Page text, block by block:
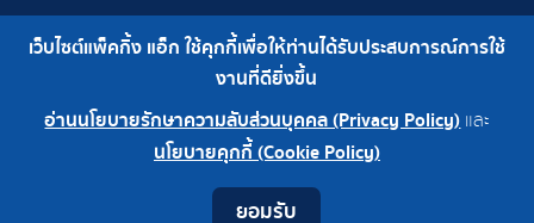
Copyright © 2019 Packing Ag Co,. Ltd. All Rights Reserved.
Telephone : 0-2308-2102 | Fax : 0-2308-2487
เว็บไซต์แพ็คกิ้ง แอ็ก ใช้คุกกี้เพื่อให้ท่านได้รับประสบการณ์การใช้
งานที่ดียิ่งขึ้น
อ่านนโยบายรักษาความลับส่วนบุคคล (Privacy Policy) และ
นโยบายคุกกี้ (Cookie Policy)
ยอมรับ
0-2308-2102
Factory 0-2324-0515-6
ContactYoutube
LINE